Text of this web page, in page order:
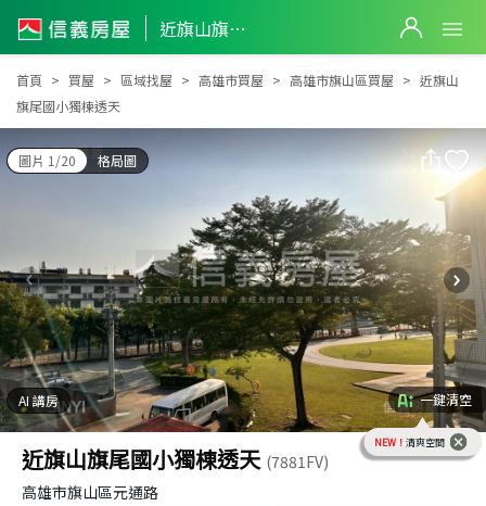
近旗山旗尾國小獨棟透天
近旗山旗尾國小獨棟透天
首頁 買屋 區域找屋 高雄市買屋 高雄市旗山區買屋
近旗山
旗尾國小獨棟透天
圖片 1/20 格局圖
AI 講房 一鍵清空
NEW！ 清爽空間
近旗山旗尾國小獨棟透天 (7881FV)
高雄市旗山區元通路